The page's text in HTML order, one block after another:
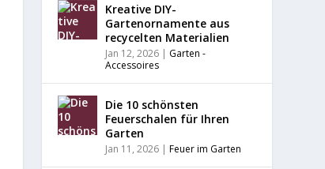
Kreative DIY-
Gartenornamente aus
recycelten Materialien
Jan 12, 2026 | Garten -
Accessoires
Die 10 schönsten
Feuerschalen für Ihren
Garten
Jan 11, 2026 |Feuer im Garten